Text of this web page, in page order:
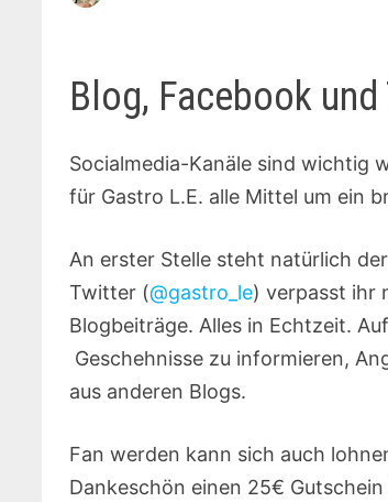
Blog, Facebook
Socialmedia-Kanäle sind wichtig
für Gastro L.E. alle Mittel um ein
An erster Stelle steht natürlich
Twitter (@gastro_le) verpasst ihr
Blogbeiträge. Alles in Echtzeit. Auf
Geschehnisse zu informieren,
aus anderen Blogs.
Fan werden kann sich auch
Dankeschön einen 25€